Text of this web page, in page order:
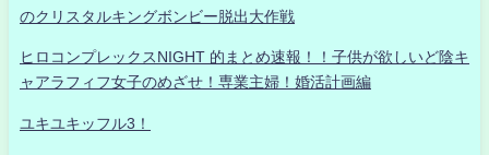
のクリスタルキングボンビー脱出大作戦
ヒロコンプレックスNIGHT 的まとめ速報！！子供が欲しいど陰キ
ャアラフィフ女子のめざせ！専業主婦！婚活計画編
ユキユキッフル3！